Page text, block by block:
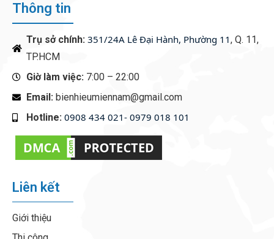
Thông tin
Trụ sở chính: 351/24A Lê Đại Hành, Phường 11, Q. 11,
TP.HCM
Giờ làm việc: 7:00 – 22:00
Email: bienhieumiennam@gmail.com
Hotline: 0908 434 021- 0979 018 101
Liên kết
Giới thiệu